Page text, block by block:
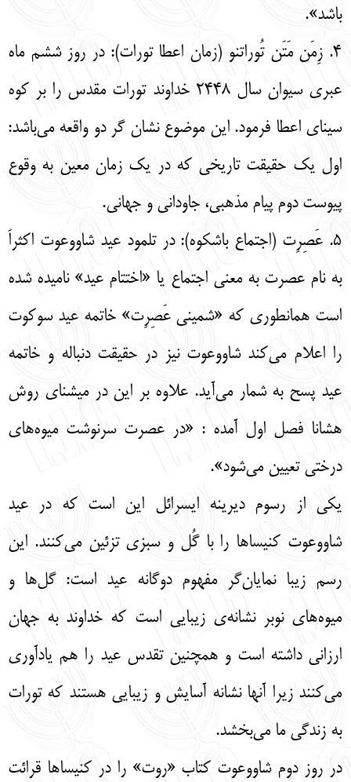
باشد».
4. زِمَن مَتَن تُوراتنو (زمان اعطا تورات): در روز ششم ماه
عبری سیوان سال 2448 خداوند تورات مقدس را بر کوه
سینای اعطا فرمود. این موضوع نشان گر دو واقعه می‌باشد:
اول یک حقیقت تاریخی که در یک زمان معین به وقوع
پیوست دوم پیام مذهبی، جاودانی و جهانی.
5. عَصِرِت (اجتماع باشکوه): در تلمود عید شاووعوت اکثراً
به نام عصرت به معنی اجتماع یا «اختتام عید» نامیده شده
است همانطوری که «شمینی عَصِرِت» خاتمه عید سوکوت
را اعلام می‌کند شاووعوت نیز در حقیقت دنباله و خاتمه
عید پسح به شمار می‌آید. علاوه بر این در میشنای روش
هشانا فصل اول آمده : «در عصرت سرنوشت میوه‌های
درختی تعیین می‌شود».
یکی از رسوم دیرینه ایسرائل این است که در عید
شاووعوت کنیساها را با گُل و سبزی تزئین می‌کنند. این
رسم زیبا نمایان‌گر مفهوم دوگانه عید است: گل‌ها و
میوه‌های نوبر نشانه‌ی زیبایی است که خداوند به جهان
ارزانی داشته است و همچنین تقدس عید را هم یادآوری
می‌کنند زیرا آنها نشانه آسایش و زیبایی هستند که تورات
به زندگی ما می‌بخشد.
در روز دوم شاووعوت کتاب «روت» را در کنیساها قرائت